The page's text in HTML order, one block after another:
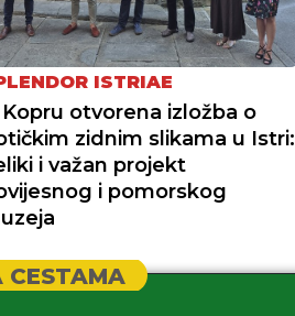
ISTRIAE
Kopru otvorena izložba o
zidnim slikama u Istri:
i važan projekt
i pomorskog
CESTAMA